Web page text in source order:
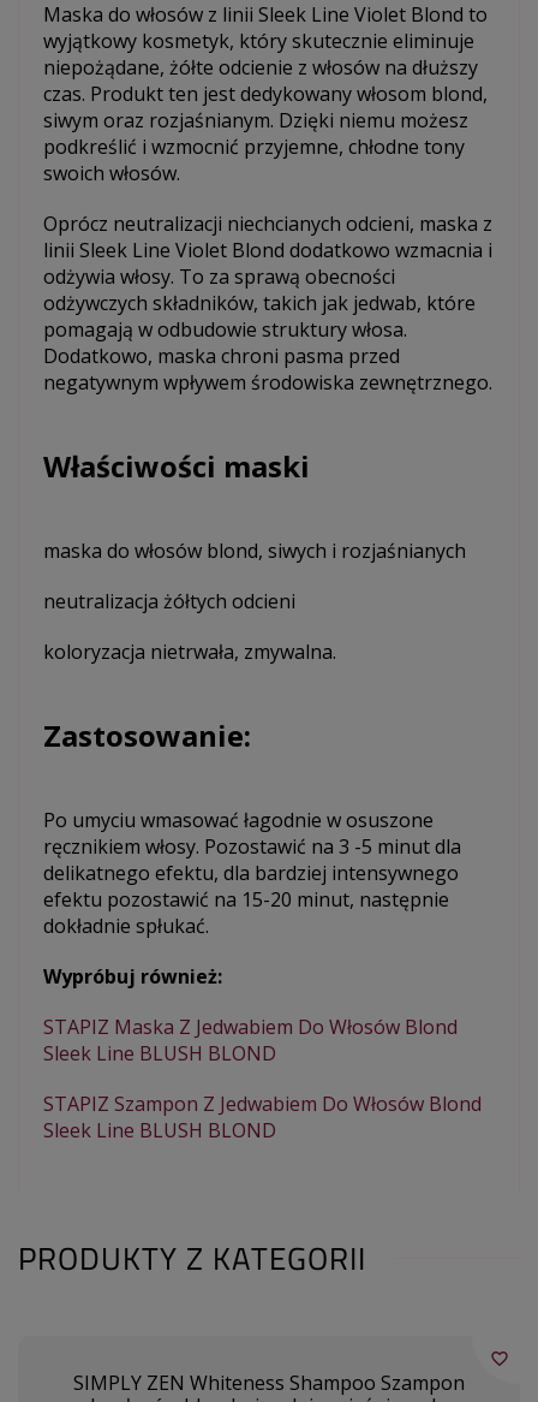
Maska do włosów z linii Sleek Line Violet Blond to
wyjątkowy kosmetyk, który skutecznie eliminuje
niepożądane, żółte odcienie z włosów na dłuższy
czas. Produkt ten jest dedykowany włosom blond,
siwym oraz rozjaśnianym. Dzięki niemu możesz
podkreślić i wzmocnić przyjemne, chłodne tony
swoich włosów.
Oprócz neutralizacji niechcianych odcieni, maska z
linii Sleek Line Violet Blond dodatkowo wzmacnia i
odżywia włosy. To za sprawą obecności
odżywczych składników, takich jak jedwab, które
pomagają w odbudowie struktury włosa.
Dodatkowo, maska chroni pasma przed
negatywnym wpływem środowiska zewnętrznego.
Właściwości maski
maska do włosów blond, siwych i rozjaśnianych
neutralizacja żółtych odcieni
koloryzacja nietrwała, zmywalna.
Zastosowanie:
Po umyciu wmasować łagodnie w osuszone
ręcznikiem włosy. Pozostawić na 3 -5 minut dla
delikatnego efektu, dla bardziej intensywnego
efektu pozostawić na 15-20 minut, następnie
dokładnie spłukać.
Wypróbuj również:
STAPIZ Maska Z Jedwabiem Do Włosów Blond
Sleek Line BLUSH BLOND
STAPIZ Szampon Z Jedwabiem Do Włosów Blond
Sleek Line BLUSH BLOND
PRODUKTY Z KATEGORII
SIMPLY ZEN Whiteness Shampoo Szampon
favorite_border